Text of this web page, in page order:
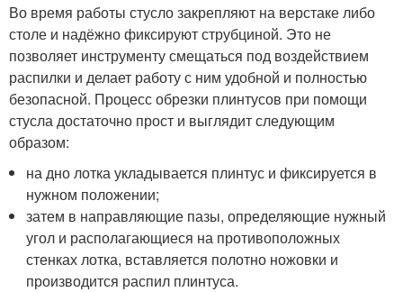
Во время работы стусло закрепляют на верстаке либо
столе и надёжно фиксируют струбциной. Это не
позволяет инструменту смещаться под воздействием
распилки и делает работу с ним удобной и полностью
безопасной. Процесс обрезки плинтусов при помощи
стусла достаточно прост и выглядит следующим
образом:
на дно лотка укладывается плинтус и фиксируется в
нужном положении;
затем в направляющие пазы, определяющие нужный
угол и располагающиеся на противоположных
стенках лотка, вставляется полотно ножовки и
производится распил плинтуса.